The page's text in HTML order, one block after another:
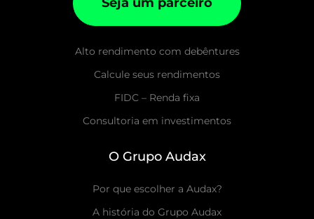
Alto rendimento com debêntures
Calcule seus rendimentos
FIDC – Renda fixa
Consultoria em investimentos
O Grupo Audax
Por que escolher a Audax?
A história do Grupo Audax